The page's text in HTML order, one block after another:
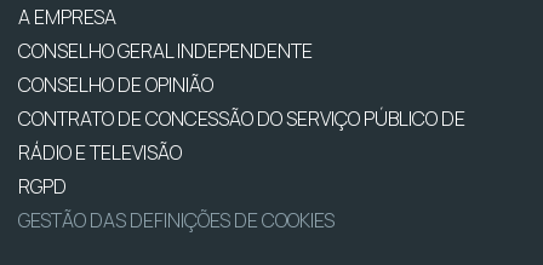
A EMPRESA
CONSELHO GERAL INDEPENDENTE
CONSELHO DE OPINIÃO
CONTRATO DE CONCESSÃO DO SERVIÇO PÚBLICO DE
RÁDIO E TELEVISÃO
RGPD
GESTÃO DAS DEFINIÇÕES DE COOKIES